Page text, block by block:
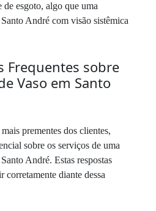
esgoto, algo que uma
André com visão sistêmica
Frequentes sobre
Vaso em Santo
prementes dos clientes,
sobre os serviços de uma
André. Estas respostas
corretamente diante dessa